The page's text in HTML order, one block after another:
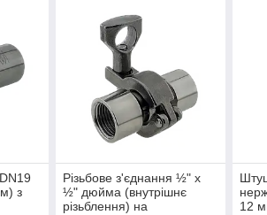
з
Різьбове з'єднання ½" х
½" дюйма (внутрішнє
різьблення) на
12